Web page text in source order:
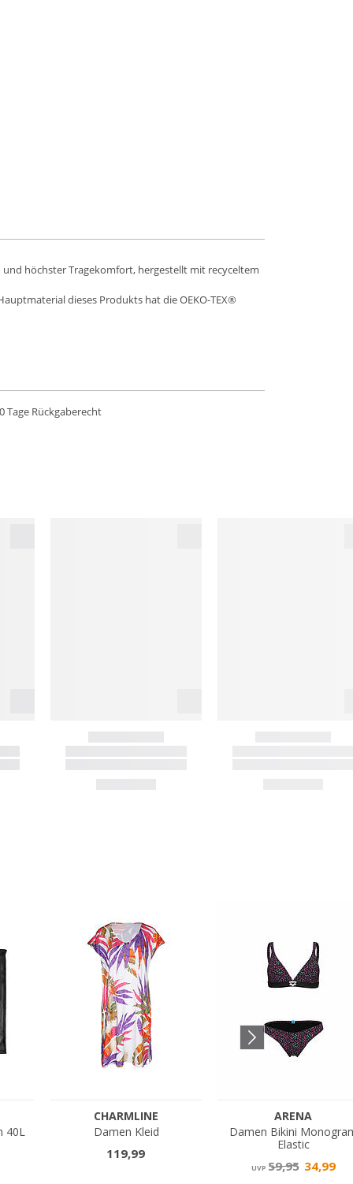
und höchster Tragekomfort, hergestellt mit recyceltem
dieses Produkts hat die OEKO-TEX®
Tage Rückgaberecht